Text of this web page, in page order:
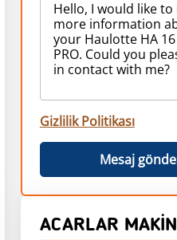
Gizlilik Politikası
Mesaj
ACARLAR